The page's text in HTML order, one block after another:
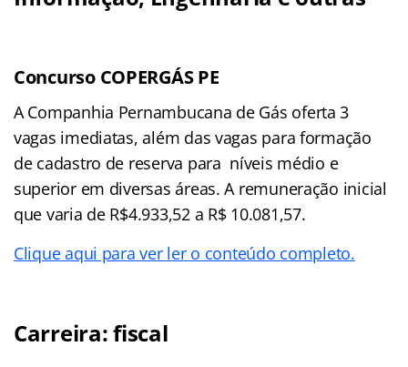
Concurso COPERGÁS PE
A Companhia Pernambucana de Gás oferta 3
vagas imediatas, além das vagas para formação
de cadastro de reserva para níveis médio e
superior em diversas áreas. A remuneração inicial
que varia de R$4.933,52 a R$ 10.081,57.
Clique aqui para ver ler o conteúdo completo.
Carreira: fiscal